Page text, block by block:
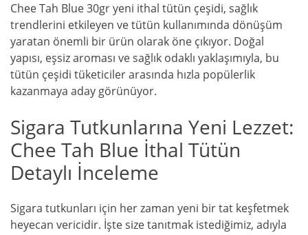
Chee Tah Blue 30gr yeni ithal tütün çeşidi, sağlık
trendlerini etkileyen ve tütün kullanımında dönüşüm
yaratan önemli bir ürün olarak öne çıkıyor. Doğal
yapısı, eşsiz aroması ve sağlık odaklı yaklaşımıyla, bu
tütün çeşidi tüketiciler arasında hızla popülerlik
kazanmaya aday görünüyor.
Sigara Tutkunlarına Yeni Lezzet:
Chee Tah Blue İthal Tütün
Detaylı İnceleme
Sigara tutkunları için her zaman yeni bir tat keşfetmek
heyecan vericidir. İşte size tanıtmak istediğimiz, adıyla